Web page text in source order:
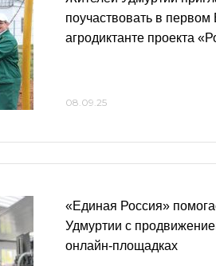
поучаствовать в первом
агродиктанте проекта
08.09.25
«Единая Россия»
Удмуртии с
онлайн-площадках